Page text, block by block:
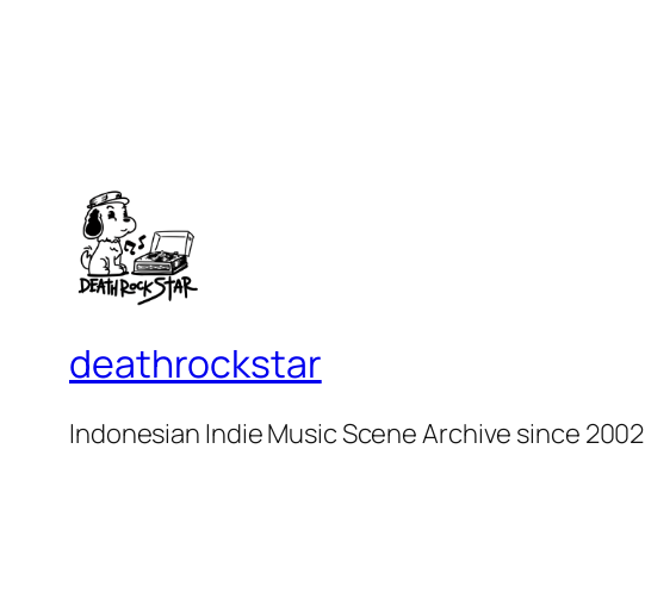
deathrockstar
Indonesian Indie Music Scene Archive since 2002